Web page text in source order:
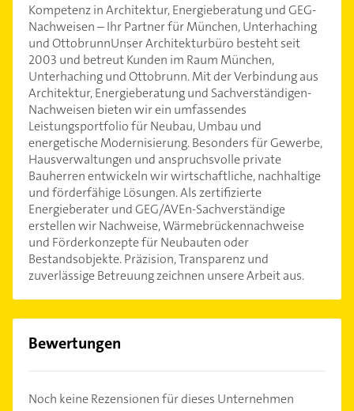
Kompetenz in Architektur, Energieberatung und GEG-
Nachweisen – Ihr Partner für München, Unterhaching
und OttobrunnUnser Architekturbüro besteht seit
2003 und betreut Kunden im Raum München,
Unterhaching und Ottobrunn. Mit der Verbindung aus
Architektur, Energieberatung und Sachverständigen-
Nachweisen bieten wir ein umfassendes
Leistungsportfolio für Neubau, Umbau und
energetische Modernisierung. Besonders für Gewerbe,
Hausverwaltungen und anspruchsvolle private
Bauherren entwickeln wir wirtschaftliche, nachhaltige
und förderfähige Lösungen. Als zertifizierte
Energieberater und GEG/AVEn-Sachverständige
erstellen wir Nachweise, Wärmebrückennachweise
und Förderkonzepte für Neubauten oder
Bestandsobjekte. Präzision, Transparenz und
zuverlässige Betreuung zeichnen unsere Arbeit aus.
Bewertungen
Noch keine Rezensionen für dieses Unternehmen